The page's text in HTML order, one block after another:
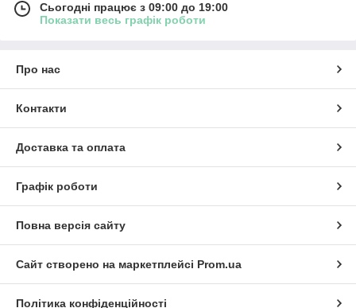
Сьогодні працює з 09:00 до 19:00
Показати весь графік роботи
Про нас
Контакти
Доставка та оплата
Графік роботи
Повна версія сайту
Сайт створено на маркетплейсі Prom.ua
Політика конфіденційності